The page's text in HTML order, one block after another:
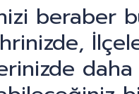
beraber